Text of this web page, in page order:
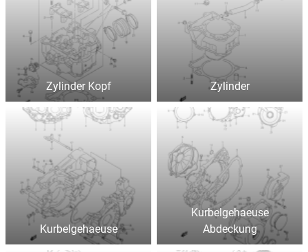
Zylinder Kopf Zylinder
Kurbelgehaeuse
Kurbelgehaeuse
Abdeckung